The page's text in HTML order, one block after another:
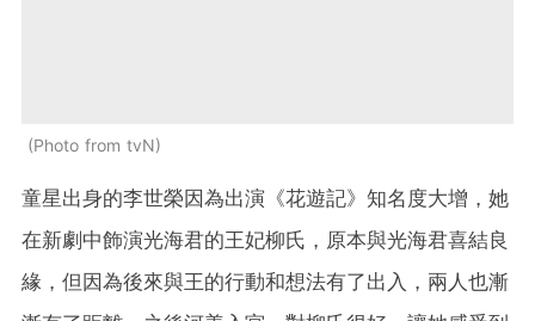
Photo from tvN
童星出身的李世榮因為出演《花遊記》知名度大增，她
在新劇中飾演光海君的王妃柳氏，原本與光海君喜結良
緣，但因為後來與王的行動和想法有了出入，兩人也漸